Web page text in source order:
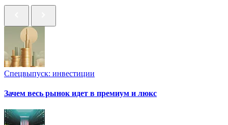
Спецвыпуск: инвестиции
Зачем весь рынок идет в премиум и люкс